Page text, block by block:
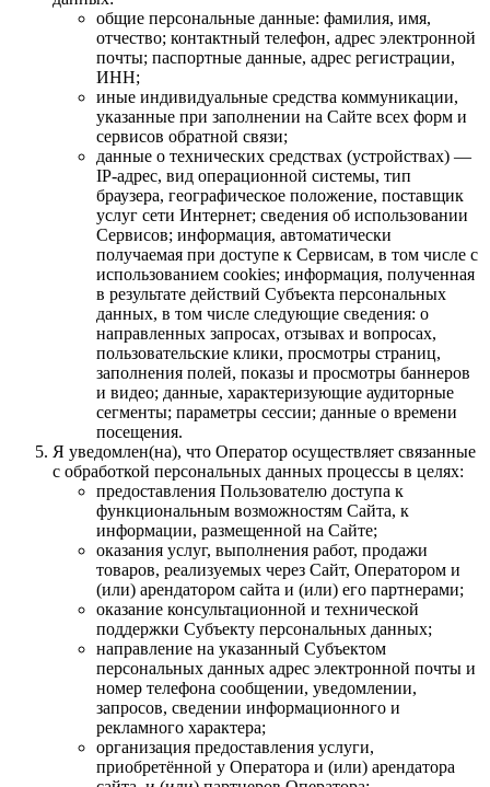
общие персональные данные: фамилия, имя,
отчество; контактный телефон, адрес электронной
почты; паспортные данные, адрес регистрации,
ИНН;
иные индивидуальные средства коммуникации,
указанные при заполнении на Сайте всех форм и
сервисов обратной связи;
данные о технических средствах (устройствах) —
IP-адрес, вид операционной системы, тип
браузера, географическое положение, поставщик
услуг сети Интернет; сведения об использовании
Сервисов; информация, автоматически
получаемая при доступе к Сервисам, в том числе с
использованием cookies; информация, полученная
в результате действий Субъекта персональных
данных, в том числе следующие сведения: о
направленных запросах, отзывах и вопросах,
пользовательские клики, просмотры страниц,
заполнения полей, показы и просмотры баннеров
и видео; данные, характеризующие аудиторные
сегменты; параметры сессии; данные о времени
посещения.
Я уведомлен(на), что Оператор осуществляет связанные
с обработкой персональных данных процессы в целях:
предоставления Пользователю доступа к
функциональным возможностям Сайта, к
информации, размещенной на Сайте;
оказания услуг, выполнения работ, продажи
товаров, реализуемых через Сайт, Оператором и
(или) арендатором сайта и (или) его партнерами;
оказание консультационной и технической
поддержки Субъекту персональных данных;
направление на указанный Субъектом
персональных данных адрес электронной почты и
номер телефона сообщении, уведомлении,
запросов, сведении информационного и
рекламного характера;
организация предоставления услуги,
приобретённой у Оператора и (или) арендатора